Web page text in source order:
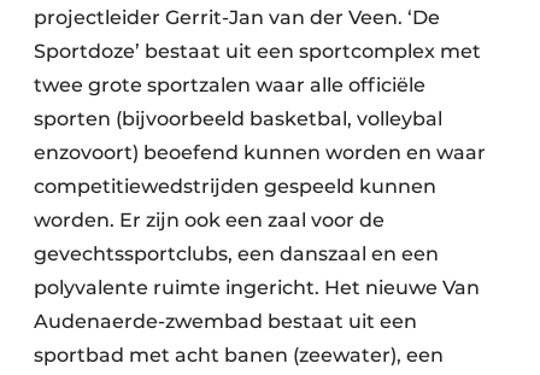
projectleider Gerrit-Jan van der Veen. ‘De
Sportdoze’ bestaat uit een sportcomplex met
twee grote sportzalen waar alle officiële
sporten (bijvoorbeeld basketbal, volleybal
enzovoort) beoefend kunnen worden en waar
competitiewedstrijden gespeeld kunnen
worden. Er zijn ook een zaal voor de
gevechtssportclubs, een danszaal en een
polyvalente ruimte ingericht. Het nieuwe Van
Audenaerde-zwembad bestaat uit een
sportbad met acht banen (zeewater), een